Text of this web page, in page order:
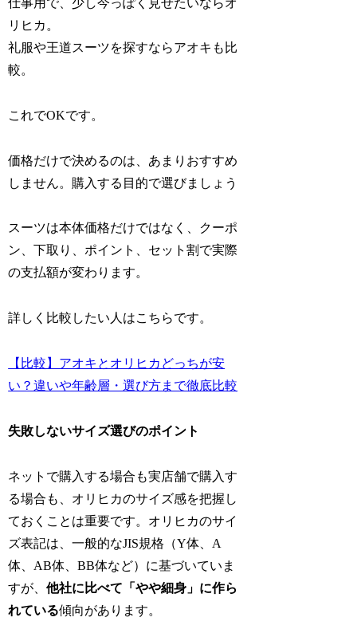
仕事用で、少し今っぽく見せたいならオ
リヒカ。
礼服や王道スーツを探すならアオキも比
較。
これでOKです。
価格だけで決めるのは、あまりおすすめ
しません。購入する目的で選びましょう
スーツは本体価格だけではなく、クーポ
ン、下取り、ポイント、セット割で実際
の支払額が変わります。
詳しく比較したい人はこちらです。
【比較】アオキとオリヒカどっちが安
い？違いや年齢層・選び方まで徹底比較
失敗しないサイズ選びのポイント
ネットで購入する場合も実店舗で購入す
る場合も、オリヒカのサイズ感を把握し
ておくことは重要です。オリヒカのサイ
ズ表記は、一般的なJIS規格（Y体、A
体、AB体、BB体など）に基づいていま
すが、他社に比べて「やや細身」に作ら
れている傾向があります。